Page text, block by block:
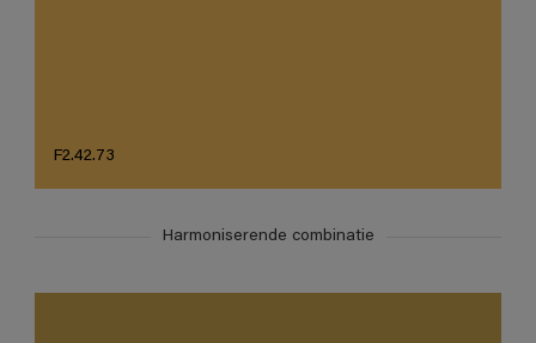
F2.42.73
Harmoniserende combinatie